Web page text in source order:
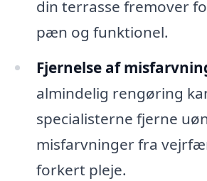
din terrasse fremover
pæn og funktionel.
Fjernelse af
almindelig rengøring
specialisterne fjerne
misfarvninger fra
forkert pleje.